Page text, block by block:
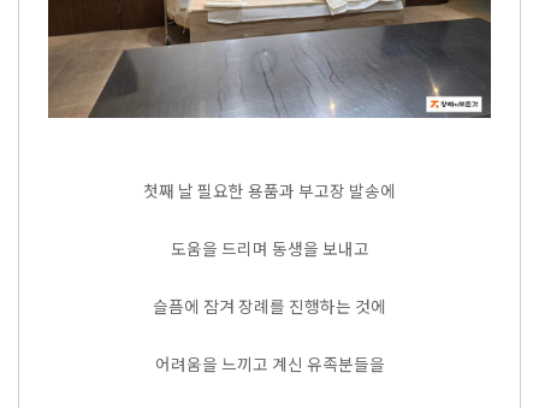
첫째 날 필요한 용품과 부고장 발송에
도움을 드리며 동생을 보내고
슬픔에 잠겨 장례를 진행하는 것에
어려움을 느끼고 계신 유족분들을